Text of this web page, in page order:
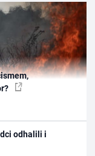
odhalili i